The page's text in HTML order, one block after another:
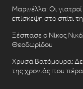
Μαρινέλλα: Οι
επίσκεψη στο σπίτι
Ξέσπασε ο Νίκος
Θεοδωρίδου
Χρυσά Βατόμουρα:
της χρονιάς που